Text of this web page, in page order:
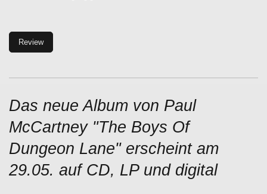
Review
Das neue Album von Paul
McCartney "The Boys Of
Dungeon Lane" erscheint am
29.05. auf CD, LP und digital